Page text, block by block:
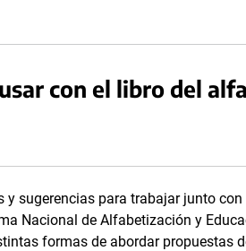
con el libro del
y sugerencias para trabajar junto
Nacional de Alfabetización y
formas de abordar propuestas